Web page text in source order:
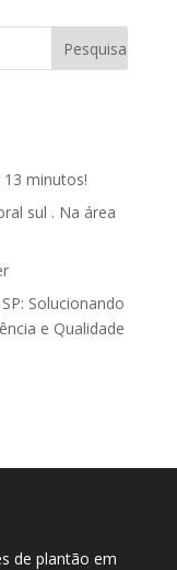
minutos!
sul . Na área
Solucionando
e Qualidade
de plantão em